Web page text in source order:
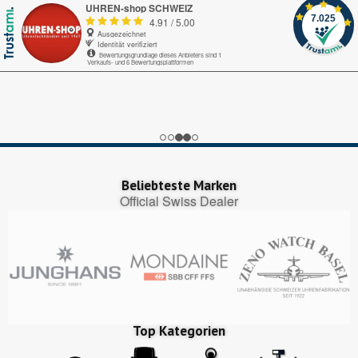
UHREN-shop SCHWEIZ
4.91 /5.00
Ausgezeichnet
Identität verifiziert
Bewertungsgrundlage dieses Anbieters sind 1
Verkaufs- und 6 Bewertungsplattformen
7.025
Beliebteste Marken
Official Swiss Dealer
Top Kategorien